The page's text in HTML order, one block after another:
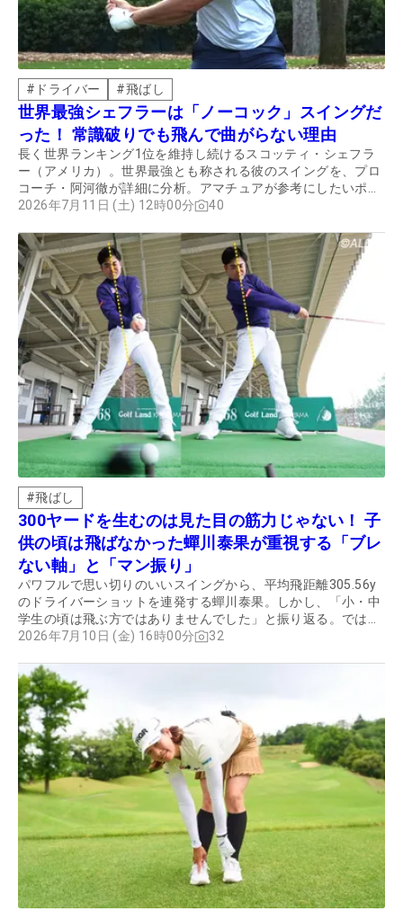
# ドライバー #飛ばし
世界最強シェフラーは「ノーコック」スイングだ
った！ 常識破りでも飛んで曲がらない理由
長く世界ランキング1位を維持し続けるスコッティ・シェフラ
ー（アメリカ）。世界最強とも称される彼のスイングを、プロ
コーチ・阿河徹が詳細に分析。アマチュアが参考にしたいポイ
ントを解説してもらった。
2026年7月11日 (土) 12時00分 40
#飛ばし
300ヤードを生むのは見た目の筋力じゃない！ 子
供の頃は飛ばなかった蟬川泰果が重視する「ブレ
ない軸」と「マン振り」
パワフルで思い切りのいいスイングから、平均飛距離305.56y
のドライバーショットを連発する蟬川泰果。しかし、「小・中
学生の頃は飛ぶ方ではありませんでした」と振り返る。では、
なぜここまで飛ばせるようになったのか。蟬川が大切にしてい
2026年7月10日 (金) 16時00分 32